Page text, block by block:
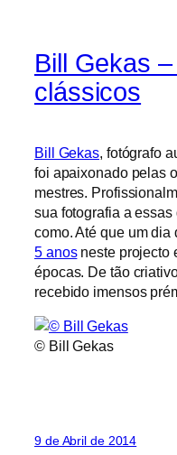
Bill Gekas
clássicos
Bill Gekas, fotógrafo
foi apaixonado pelas
mestres.
sua fotografia a
como. Até que um
5 anosneste projecto
épocas. De tão
recebido imensos
© Bill Gekas
9 de Abril de 2014